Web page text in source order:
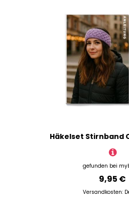
gefunden bei
9,95 €
Versandkosten: